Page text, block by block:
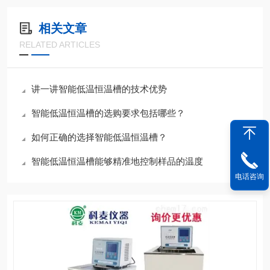
相关文章
RELATED ARTICLES
讲一讲智能低温恒温槽的技术优势
智能低温恒温槽的选购要求包括哪些？
如何正确的选择智能低温恒温槽？
智能低温恒温槽能够精准地控制样品的温度
电话咨询